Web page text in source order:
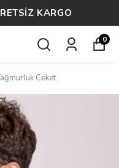
KARGO
0
Ceket